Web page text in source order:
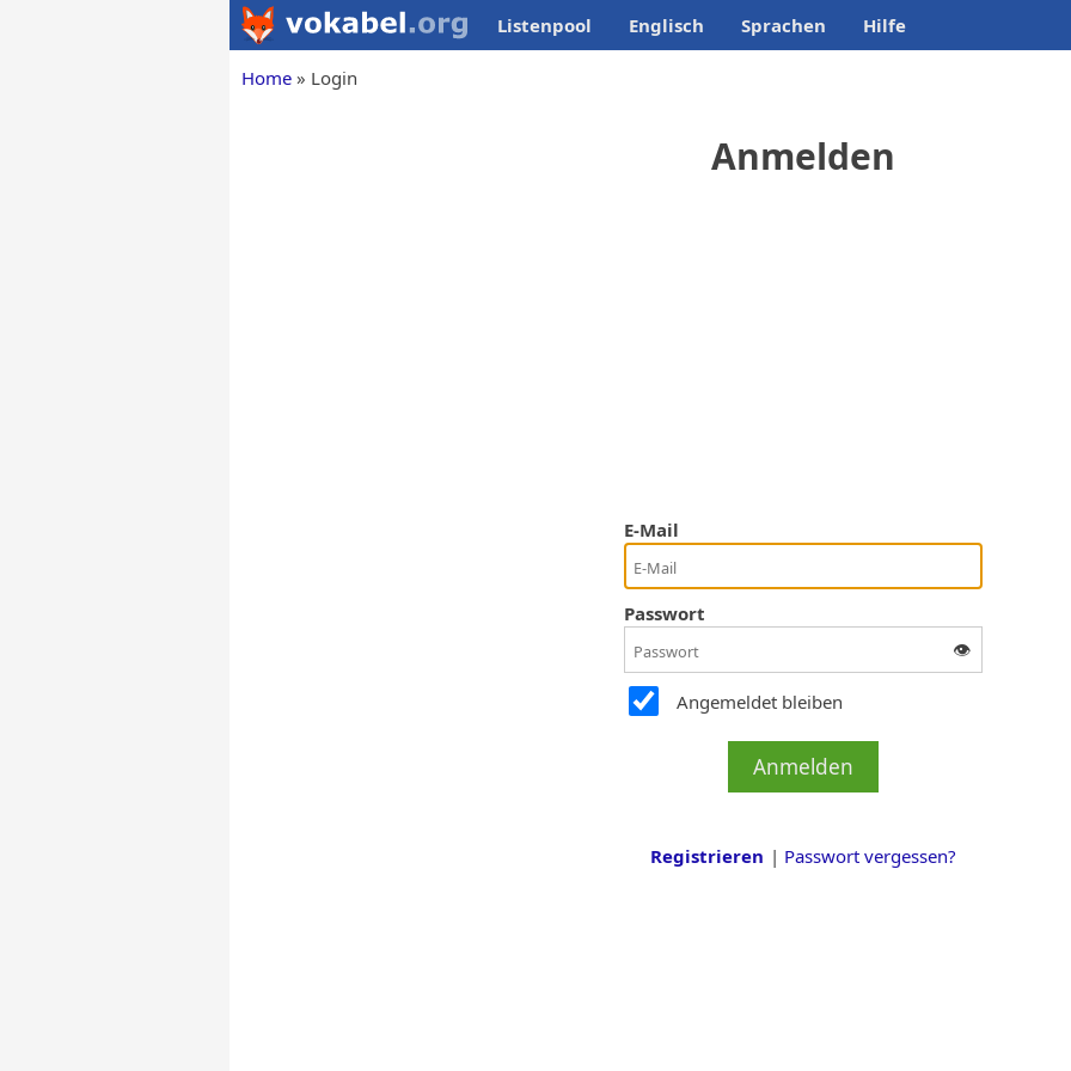
Listenpool Englisch Sprachen Hilfe
Home Login
Anmelden
E-Mail
Passwort
👁️
Angemeldet bleiben
Registrieren Passwort vergessen?